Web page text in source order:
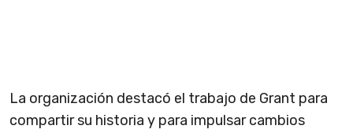
La organización destacó el trabajo de Grant para
compartir su historia y para impulsar cambios